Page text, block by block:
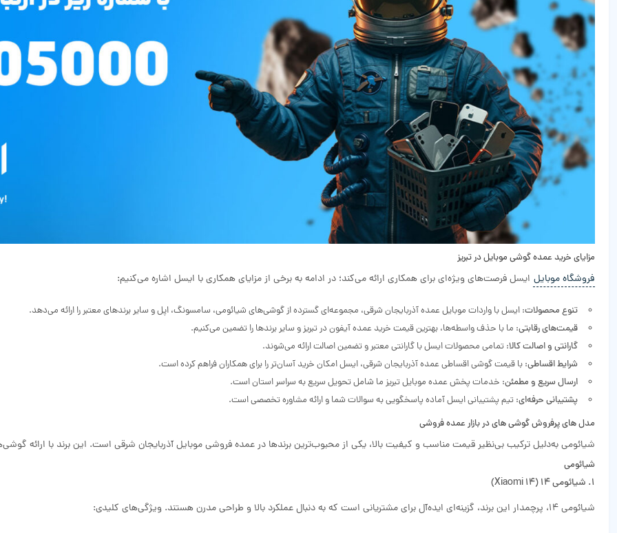
مزایای خرید عمده گوشی موبایل در تبریز
فروشگاه موبایل ایسل فرصت‌های ویژه‌ای برای همکاری ارائه می‌کند؛ در ادامه به برخی از مزایای همکاری با ایسل اشاره می‌کنیم:
تنوع محصولات: ایسل با واردات موبایل عمده آذربایجان شرقی، مجموعه‌ای گسترده از گوشی‌های شیائومی، سامسونگ، اپل و سایر برندهای معتبر را ارائه می‌دهد.
قیمت‌های رقابتی: ما با حذف واسطه‌ها، بهترین قیمت خرید عمده آیفون در تبریز و سایر برندها را تضمین می‌کنیم.
گارانتی و اصالت کالا: تمامی محصولات ایسل با گارانتی معتبر و تضمین اصالت ارائه می‌شوند.
شرایط اقساطی: با قیمت گوشی اقساطی عمده آذربایجان شرقی، ایسل امکان خرید آسان‌تر را برای همکاران فراهم کرده است.
ارسال سریع و مطمئن: خدمات پخش عمده موبایل تبریز ما شامل تحویل سریع به سراسر استان است.
پشتیبانی حرفه‌ای: تیم پشتیبانی ایسل آماده پاسخگویی به سوالات شما و ارائه مشاوره تخصصی است.
مدل‌ های پرفروش گوشی‌ های در بازار عمده فروشی
شیائومی به‌دلیل ترکیب بی‌نظیر قیمت مناسب و کیفیت بالا، یکی از محبوب‌ترین برندها در عمده فروشی موبایل آذربایجان شرقی است. این برند با ارائه
شیائومی
1. شیائومی 14 (Xiaomi 14)
شیائومی 14، پرچمدار این برند، گزینه‌ای ایده‌آل برای مشتریانی است که به دنبال عملکرد بالا و طراحی مدرن هستند. ویژگی‌های کلیدی: